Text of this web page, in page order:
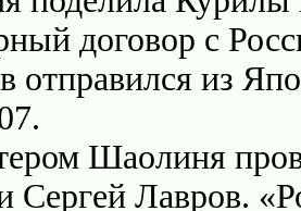
договор с
отправился из
Шаолиня
Сергей Лавров.